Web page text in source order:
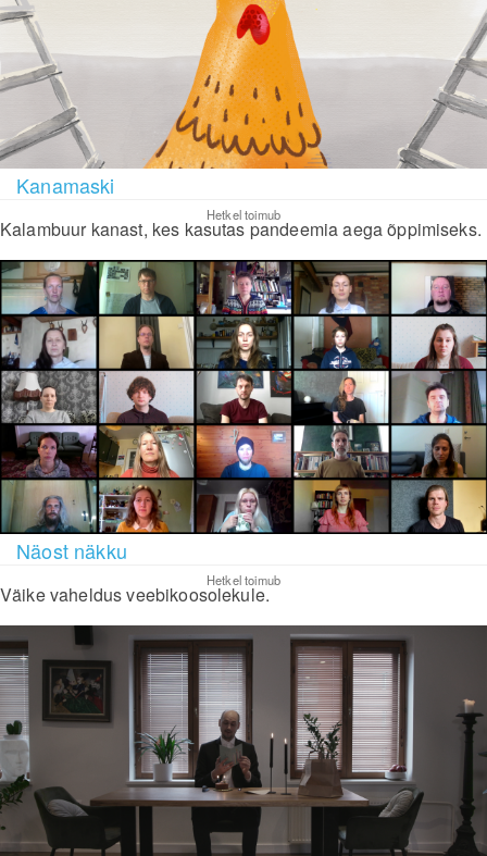
Kanamaski
Hetkel toimub
Kalambuur kanast, kes kasutas pandeemia aega õppimiseks.
Näost näkku
Hetkel toimub
Väike vaheldus veebikoosolekule.